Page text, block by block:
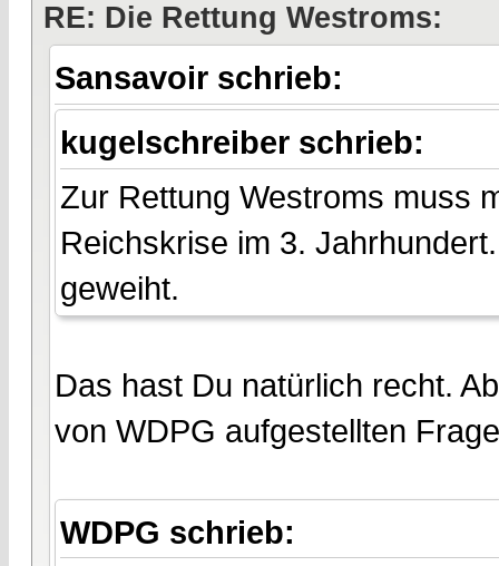
RE: Die Rettung Westroms:
Sansavoir schrieb:
kugelschreiber schrieb:
Zur Rettung Westroms muss
Reichskrise im 3.
geweiht.
Das hast Du natürlich recht.
von WDPG aufgestellten
WDPG schrieb: